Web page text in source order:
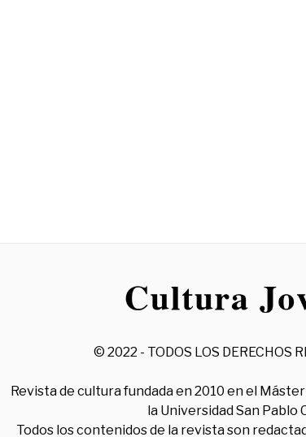
© 2022 - TODOS LOS DERECHOS
Revista de cultura fundada en 2010 en el
la Universidad San Pablo
Todos los contenidos de la revista son